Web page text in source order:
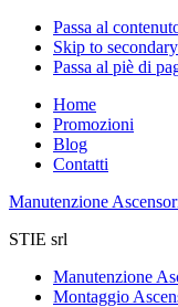
Passa al
Skip to
Passa al piè di
Home
Promozioni
Blog
Contatti
Manutenzione
STIE srl
Manutenzione
Montaggio